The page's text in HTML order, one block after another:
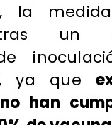
la
un
ya que
han